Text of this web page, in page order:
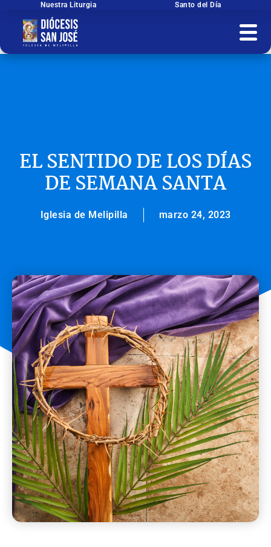
contenido
Nuestra Liturgia Santo del Día
EL SENTIDO DE LOS DÍAS
DE SEMANA SANTA
Iglesia de Melipilla marzo 24, 2023